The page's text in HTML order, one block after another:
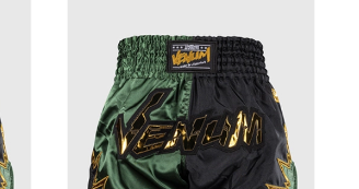
внимание деталям при
и помогают сохранять